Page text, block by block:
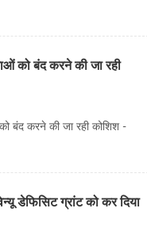
को बंद करने की जा रही
बंद करने की जा रही कोशिश -
डेफिसिट ग्रांट को कर दिया